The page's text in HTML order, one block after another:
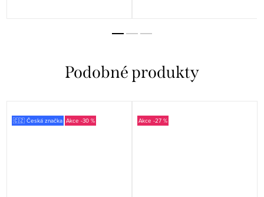
🇨🇿 Česká značka -30 % -27 %